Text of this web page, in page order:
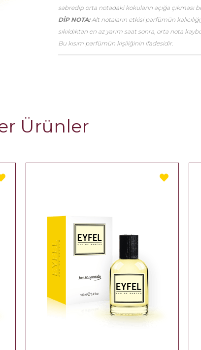
sabredip orta notadaki kokuların açığa çıkması
DİP NOTA:Alt notaların etkisi parfümün
sıkıldıktan en az yarım saat sonra, orta nota
Bu kısım parfümün kişiliğinin ifadesidir.
Ürünler